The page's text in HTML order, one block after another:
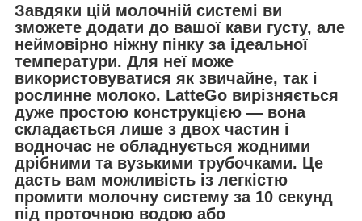
Завдяки цій молочній системі ви
зможете додати до вашої кави густу, але
неймовірно ніжну пінку за ідеальної
температури. Для неї може
використовуватися як звичайне, так і
рослинне молоко. LatteGo вирізняється
дуже простою конструкцією — вона
складається лише з двох частин і
водночас не обладнується жодними
дрібними та вузькими трубочками. Це
дасть вам можливість із легкістю
промити молочну систему за 10 секунд
під проточною водою або